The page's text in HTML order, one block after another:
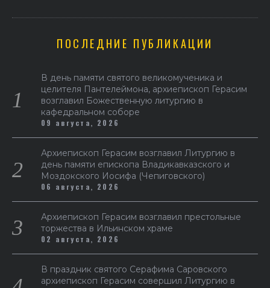
ПОСЛЕДНИЕ ПУБЛИКАЦИИ
В день памяти святого великомученика и
целителя Пантелеймона, архиепископ Герасим
возглавил Божественную литургию в
кафедральном соборе
09 августа, 2026
Архиепископ Герасим возглавил Литургию в
день памяти епископа Владикавказского и
Моздокского Иосифа (Чепиговского)
06 августа, 2026
Архиепископ Герасим возглавил престольные
торжества в Ильинском храме
02 августа, 2026
В праздник святого Серафима Саровского
архиепископ Герасим совершил Литургию в